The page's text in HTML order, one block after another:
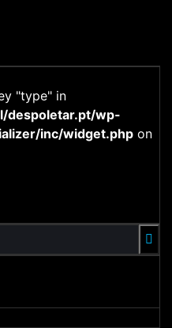
"type" in
despoletar.pt/wp-
inc/widget.php on